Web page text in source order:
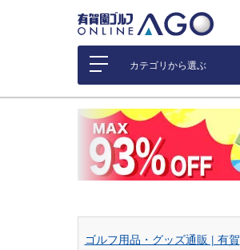
カテゴリから選ぶ
ゴルフ用品・グッズ通販 | 有賀